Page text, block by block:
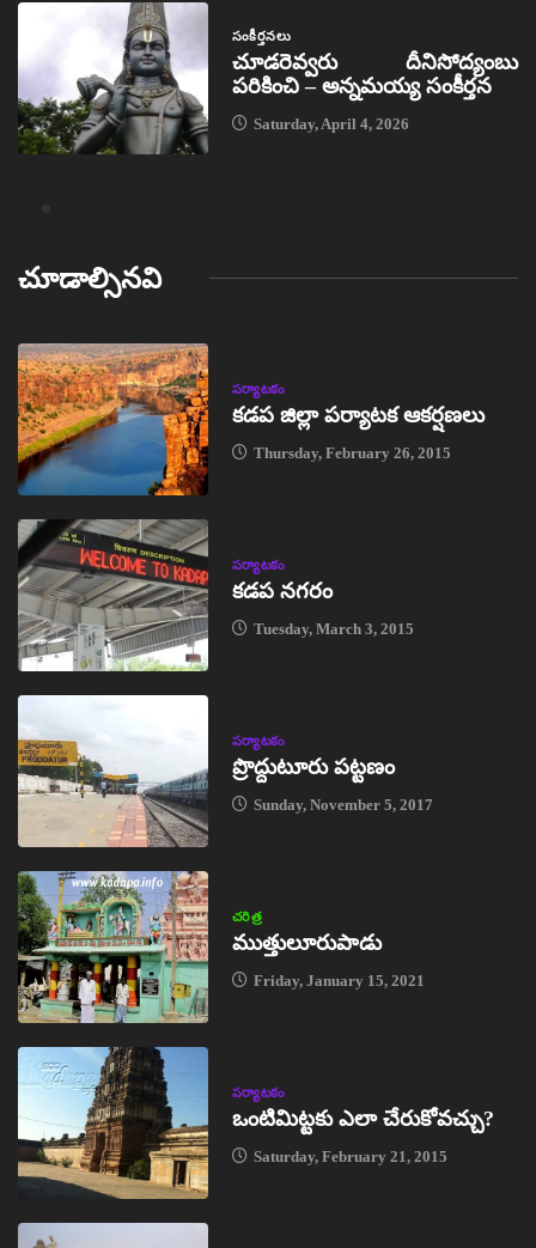
సంకీర్తనలు
చూడరెవ్వరు దీనిసోద్యంబు
పరికించి – అన్నమయ్య సంకీర్తన
Saturday, April 4, 2026
చూడాల్సినవి
పర్యాటకం
కడప జిల్లా పర్యాటక ఆకర్షణలు
Thursday, February 26, 2015
పర్యాటకం
కడప నగరం
Tuesday, March 3, 2015
పర్యాటకం
ప్రొద్దుటూరు పట్టణం
Sunday, November 5, 2017
చరిత్ర
ముత్తులూరుపాడు
Friday, January 15, 2021
పర్యాటకం
ఒంటిమిట్టకు ఎలా చేరుకోవచ్చు?
Saturday, February 21, 2015